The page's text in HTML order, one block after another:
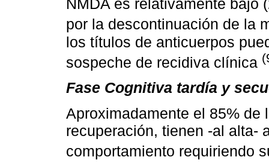
NMDA es relativamente bajo
por la descontinuación de la
los títulos de anticuerpos
sospeche de recidiva clínica
Fase Cognitiva tardía y
Aproximadamente el 85%
recuperación, tienen -al alta-
comportamiento requiriendo